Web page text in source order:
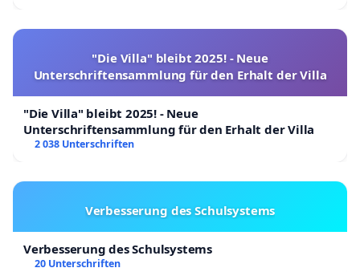
"Die Villa" bleibt 2025! - Neue
Unterschriftensammlung für den Erhalt der Villa
"Die Villa" bleibt 2025! - Neue
Unterschriftensammlung für den Erhalt der Villa
2 038 Unterschriften
Verbesserung des Schulsystems
Verbesserung des Schulsystems
20 Unterschriften